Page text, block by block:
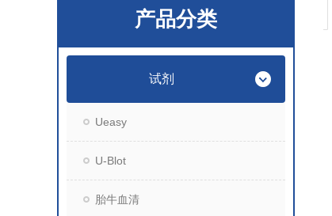
产品分类
试剂
Ueasy
U-Blot
胎牛血清